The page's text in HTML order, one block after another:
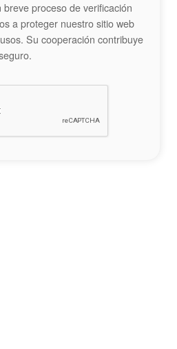
proceso de verificación
a proteger nuestro sitio web
Su cooperación contribuye